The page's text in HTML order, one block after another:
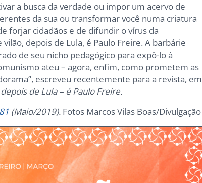
a busca da verdade ou impor um acervo de
da sua ou transformar você numa criatura
forjar cidadãos e de difundir o vírus da
depois de Lula, é Paulo Freire. A barbárie
de seu nicho pedagógico para expô-lo à
ateu – agora, enfim, como prometem as
escreveu recentemente para a revista, em
de Lula – é Paulo Freire.
(Maio/2019). Fotos Marcos Vilas Boas/Divulgação